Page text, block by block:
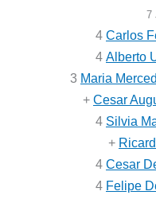
7
4 Carlos
4 Alberto
3 Maria
+ Cesar
4 Silvia
+
4 Cesar
4 Felipe